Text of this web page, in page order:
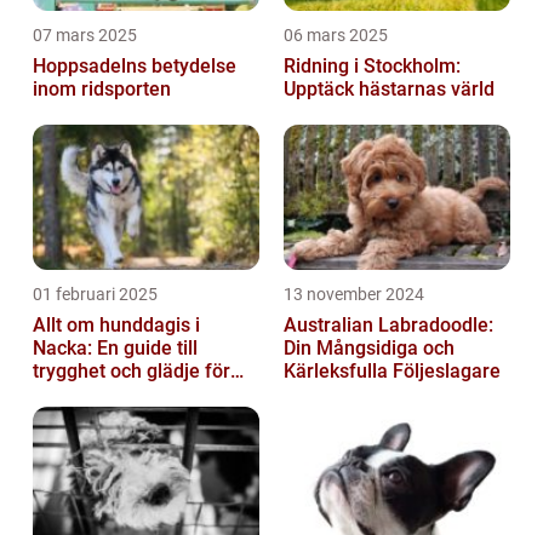
07 mars 2025
Hoppsadelns betydelse
inom ridsporten
06 mars 2025
Ridning i Stockholm:
Upptäck hästarnas värld
01 februari 2025
Allt om hunddagis i
Nacka: En guide till
trygghet och glädje för
13 november 2024
Australian Labradoodle:
Din Mångsidiga och
Kärleksfulla Följeslagare